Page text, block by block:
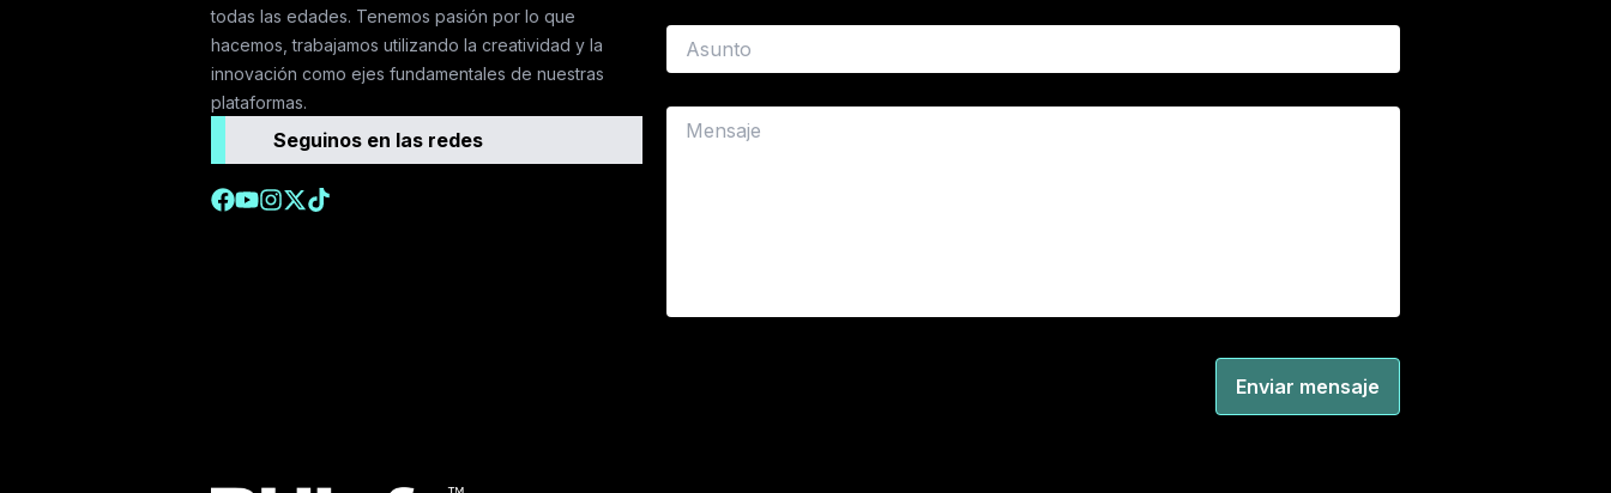
todas las edades. Tenemos pasión por lo que
hacemos, trabajamos utilizando la creatividad y la
innovación como ejes fundamentales de nuestras
plataformas.
Seguinos en las redes
Enviar mensaje